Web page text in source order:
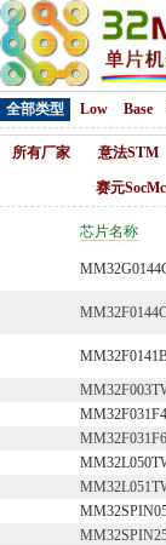
全部类型
Low Base
所有厂家 意法STM
赛元
芯片名称